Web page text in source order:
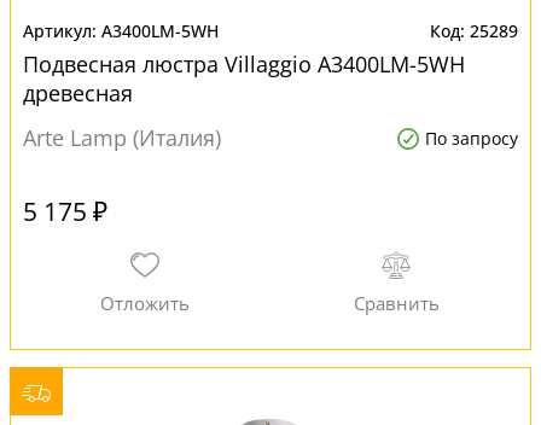
A3400LM-5WH 25289
Подвесная люстра Villaggio A3400LM-5WH
древесная
Arte Lamp (Италия)
По запросу
5 175 ₽